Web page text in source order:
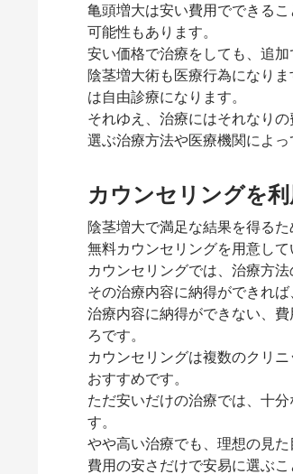
亀頭増大は安い費用でできる
可能性もあります。
安い価格で治療をしても、追
陰茎増大術も医療行為になり
は自由診療になります。
それゆえ、治療にはそれなり
選ぶ治療方法や医療機関によ
カウンセリングを利
陰茎増大で満足な結果を得る
無料カウンセリングを用意し
カウンセリングでは、治療方
その治療内容に納得ができれ
治療内容に納得ができない、
ろです。
カウンセリングは複数のクリ
おすすめです。
ただ安いだけの治療では、十
す。
やや高い治療でも、理想の見
費用の安さだけで安易に選ぶ